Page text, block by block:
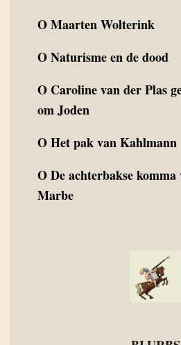
OMaarten Wolterink
ONaturisme en de dood
O Caroline van der Plas
om Joden
OHet pak van Kahlmann
ODe achterbakse komma
Marbe